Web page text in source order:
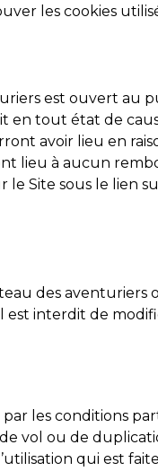
les cookies
est ouvert au
en tout état de
avoir lieu en
lieu à aucun
le Site sous le lien
des aventuriers
interdit de
les conditions
vol ou de
qui est